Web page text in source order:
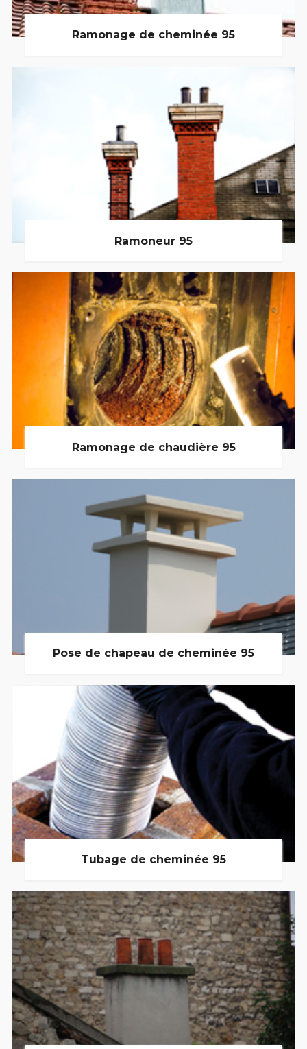
Ramonage de cheminée 95
Ramoneur 95
Ramonage de chaudière 95
Pose de chapeau de cheminée 95
Tubage de cheminée 95